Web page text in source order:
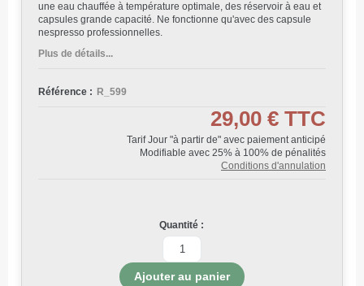
une eau chauffée à température optimale, des réservoir à eau et
capsules grande capacité. Ne fonctionne qu'avec des capsule
nespresso professionnelles.
Plus de détails...
Référence : R_599
29,00 € TTC
Tarif Jour "à partir de" avec paiement anticipé
Modifiable avec 25% à 100% de pénalités
Conditions d'annulation
Quantité :